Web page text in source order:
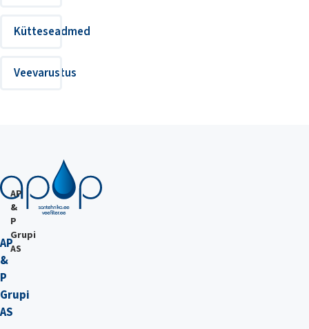
Kütteseadmed
Veevarustus
AP
&
P
Grupi
AS
AP
&
P
Grupi
AS